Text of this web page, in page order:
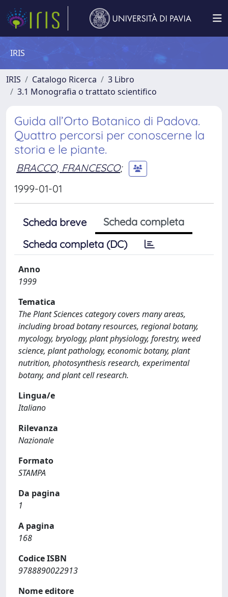
IRIS
IRIS Catalogo Ricerca
3 Libro
3.1 Monografia o trattato scientifico
Guida all’Orto Botanico di Padova.
Quattro percorsi per conoscerne la
storia e le piante.
BRACCO, FRANCESCO;
1999-01-01
Scheda breve
Scheda completa
Scheda completa (DC)
Anno
1999
Tematica
The Plant Sciences category covers many areas,
including broad botany resources, regional botany,
mycology, bryology, plant physiology, forestry, weed
science, plant pathology, economic botany, plant
nutrition, photosynthesis research, experimental
botany, and plant cell research.
Lingua/e
Italiano
Rilevanza
Nazionale
Formato
STAMPA
Da pagina
1
A pagina
168
Codice ISBN
9788890022913
Nome editore